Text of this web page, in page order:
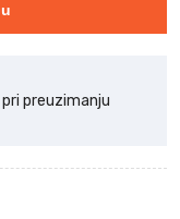
preuzimanju